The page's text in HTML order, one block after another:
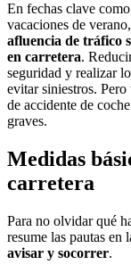
En fechas clave
vacaciones de
afluencia de tráfico
en carretera.
seguridad y realizar
evitar siniestros. Pero
de accidente de
graves.
Medidas
carretera
Para no olvidar qué
resume las pautas en
avisar y socorrer.